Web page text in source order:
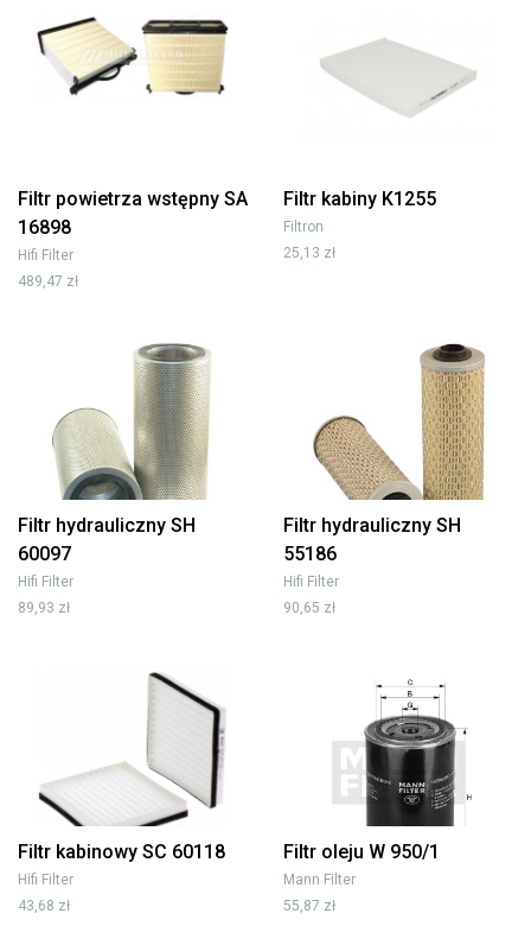
Filtr powietrza wstępny SA
16898
Hifi Filter
489,47 zł
Filtr kabiny K1255
Filtron
25,13 zł
Filtr hydrauliczny SH
60097
Hifi Filter
89,93 zł
Filtr hydrauliczny SH
55186
Hifi Filter
90,65 zł
Filtr kabinowy SC 60118
Hifi Filter
43,68 zł
Filtr oleju W 950/1
Mann Filter
55,87 zł